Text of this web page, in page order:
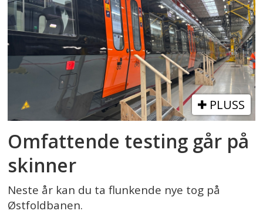
PLUSS
Omfattende testing går på
skinner
Neste år kan du ta flunkende nye tog på
Østfoldbanen.